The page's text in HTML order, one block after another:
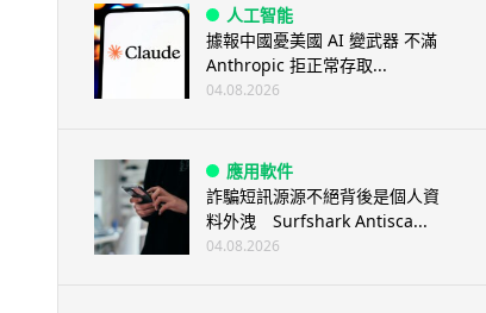
人工智能
據報中國憂美國 AI 變武器 不滿
Anthropic 拒正常存取...
04.08.2026
應用軟件
詐騙短訊源源不絕背後是個人資
料外洩 Surfshark Antisca...
04.08.2026